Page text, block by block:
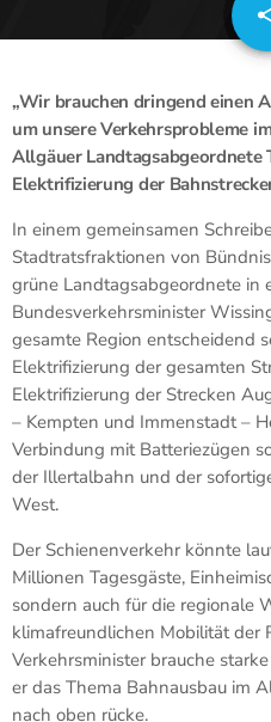
„Wir brauchen dringend einen
um unsere Verkehrsprobleme
Allgäuer Landtagsabgeordnete
Elektrifizierung der
In einem gemeinsamen
Stadtratsfraktionen von
grüne Landtagsabgeordnete in
Bundesverkehrsminister
gesamte Region entscheidend
Elektrifizierung der gesamten
Elektrifizierung der Strecken
– Kempten und Immenstadt –
Verbindung mit Batteriezügen
der Illertalbahn und der
West.
Der Schienenverkehr könnte
Millionen Tagesgäste,
sondern auch für die regionale
klimafreundlichen Mobilität der
Verkehrsminister brauche
er das Thema Bahnausbau im
nach oben rücke.